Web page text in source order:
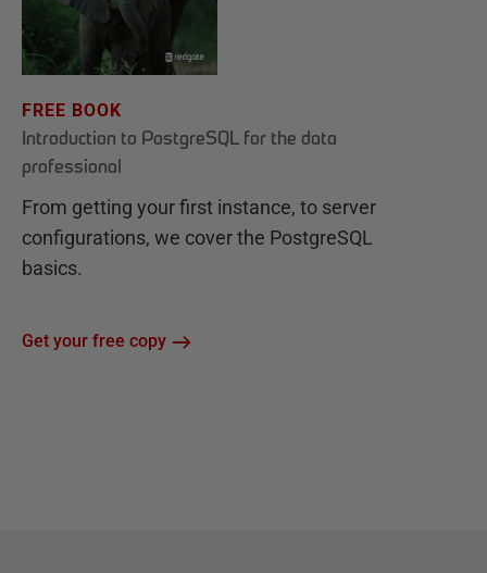
FREE BOOK
Introduction to PostgreSQL for the data
professional
From getting your first instance, to server
configurations, we cover the PostgreSQL
basics.
Get your free copy